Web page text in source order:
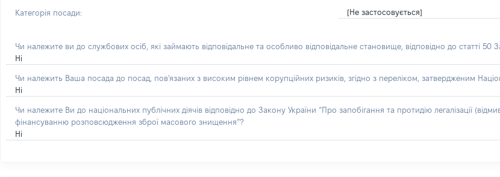
Категорія посади: [Не застосовується]
Чи належите ви до службових осіб, які займають відповідальне та особливо відповідальне становище, відповідно до статті 50
Ні
Чи належить Ваша посада до посад, пов'язаних з високим рівнем корупційних ризиків, згідно з переліком, затвердженим
Ні
Чи належите Ви до національних публічних діячів відповідно до Закону України “Про запобігання та протидію легалізації
фінансуванню розповсюдження зброї масового знищення”?
Ні